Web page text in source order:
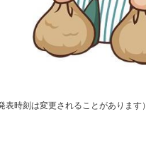
表時刻は変更されることがあります